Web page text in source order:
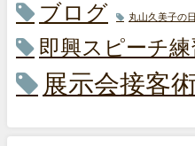
ブログ 丸山久美子の
即興スピーチ練
展示会接客術